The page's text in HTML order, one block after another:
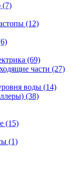
(7)
(12)
(69)
части (27)
воды (14)
(38)
(15)
(1)